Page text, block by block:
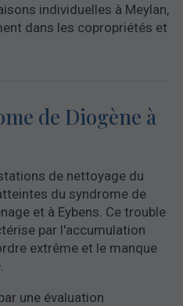
individuelles à Meylan,
dans les copropriétés et
de Diogène à
de nettoyage du
du syndrome de
et à Eybens. Ce trouble
par l'accumulation
extrême et le manque
une évaluation